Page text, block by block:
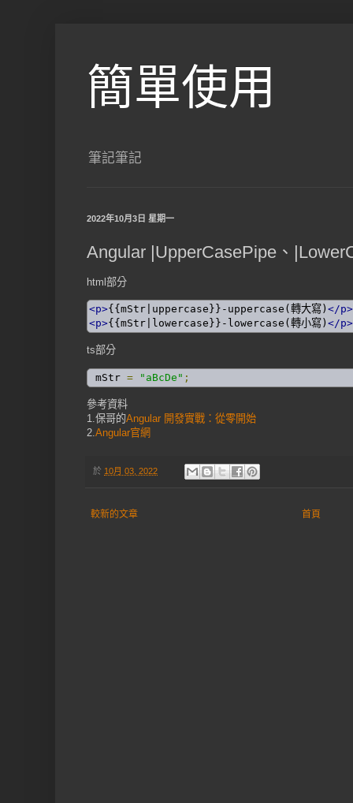
簡單使用
筆記筆記
2022年10月3日 星期一
Angular |UpperCasePipe、
html部分
<p>{{mStr|uppercase}}-uppercase(轉大寫) </p>
<p>{{mStr|lowercase}}-lowercase(轉小寫) </p>
ts部分
mStr = "aBcDe" ;
參考資料
1.保哥的Angular 開發實戰：從零開始
2. Angular官網
於 10月 03, 2022
較新的文章 首頁